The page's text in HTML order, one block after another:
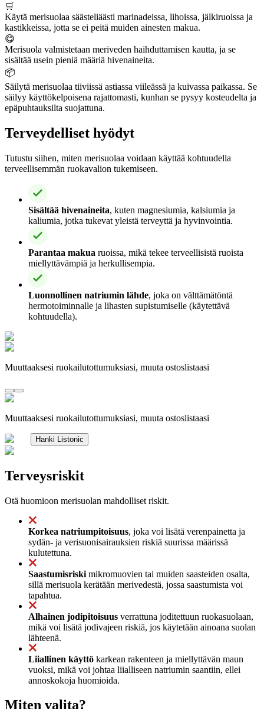
🛒
Käytä merisuolaa säästeliäästi marinadeissa, lihoissa, jälkiruoissa ja
kastikkeissa, jotta se ei peitä muiden ainesten makua.
😋
Merisuola valmistetaan meriveden haihduttamisen kautta, ja se
sisältää usein pieniä määriä hivenaineita.
📦
Säilytä merisuolaa tiiviissä astiassa viileässä ja kuivassa paikassa. Se
säilyy käyttökelpoisena rajattomasti, kunhan se pysyy kosteudelta ja
epäpuhtauksilta suojattuna.
Terveydelliset hyödyt
Tutustu siihen, miten merisuolaa voidaan käyttää kohtuudella
terveellisemmän ruokavalion tukemiseen.
Sisältää hivenaineita, kuten magnesiumia, kalsiumia ja
kaliumia, jotka tukevat yleistä terveyttä ja hyvinvointia.
Parantaa makua ruoissa, mikä tekee terveellisistä ruoista
miellyttävämpiä ja herkullisempia.
Luonnollinen natriumin lähde, joka on välttämätöntä
hermotoiminnalle ja lihasten supistumiselle (käytettävä
kohtuudella).
Muuttaaksesi ruokailutottumuksiasi, muuta ostoslistaasi
Muuttaaksesi ruokailutottumuksiasi, muuta ostoslistaasi
Hanki Listonic
Terveysriskit
Otä huomioon merisuolan mahdolliset riskit.
Korkea natriumpitoisuus, joka voi lisätä verenpainetta ja
sydän- ja verisuonisairauksien riskiä suurissa määrissä
kulutettuna.
Saastumisriski mikromuovien tai muiden saasteiden osalta,
sillä merisuola kerätään merivedestä, jossa saastumista voi
tapahtua.
Alhainen jodipitoisuus verrattuna joditettuun ruokasuolaan,
mikä voi lisätä jodivajeen riskiä, jos käytetään ainoana suolan
lähteenä.
Liiallinen käyttö karkean rakenteen ja miellyttävän maun
vuoksi, mikä voi johtaa liialliseen natriumin saantiin, ellei
annoskokoja huomioida.
Miten valita?